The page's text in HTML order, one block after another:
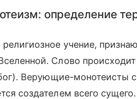
определение
учение,
Слово
Верующие-монотеисты
создателем всего